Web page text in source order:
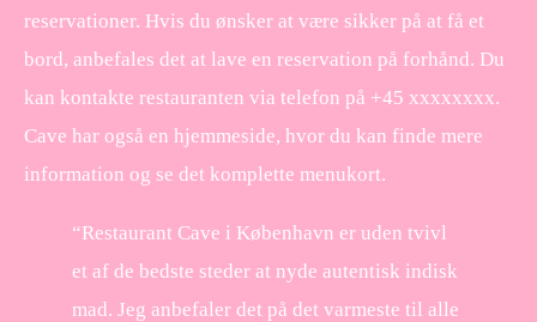
reservationer. Hvis du ønsker at være sikker på at få et
bord, anbefales det at lave en reservation på forhånd. Du
kan kontakte restauranten via telefon på +45 xxxxxxxx.
Cave har også en hjemmeside, hvor du kan finde mere
information og se det komplette menukort.
“Restaurant Cave i København er uden tvivl
et af de bedste steder at nyde autentisk indisk
mad. Jeg anbefaler det på det varmeste til alle